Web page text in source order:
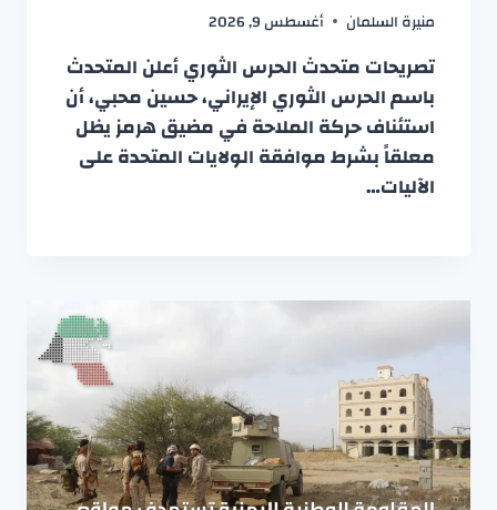
منيرة السلمان أغسطس 9, 2026
تصريحات متحدث الحرس الثوري أعلن المتحدث
باسم الحرس الثوري الإيراني، حسين محبي، أن
استئناف حركة الملاحة في مضيق هرمز يظل
معلقاً بشرط موافقة الولايات المتحدة على
الآليات…